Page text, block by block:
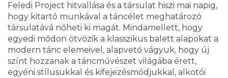
Feledi Project hitvallása és a társulat hiszi mai napig,
hogy kitartó munkával a táncélet meghatározó
társulatává nőheti ki magát. Mindamellett, hogy
egyedi módon ötvözik a klasszikus balett alapokat a
modern tánc elemeivel, alapvető vágyuk, hogy új
színt hozzanak a táncművészet világába érett,
egyéni stílusukkal és kifejezésmódjukkal, alkotói